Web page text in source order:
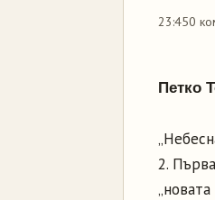
23:450
Петко
2.